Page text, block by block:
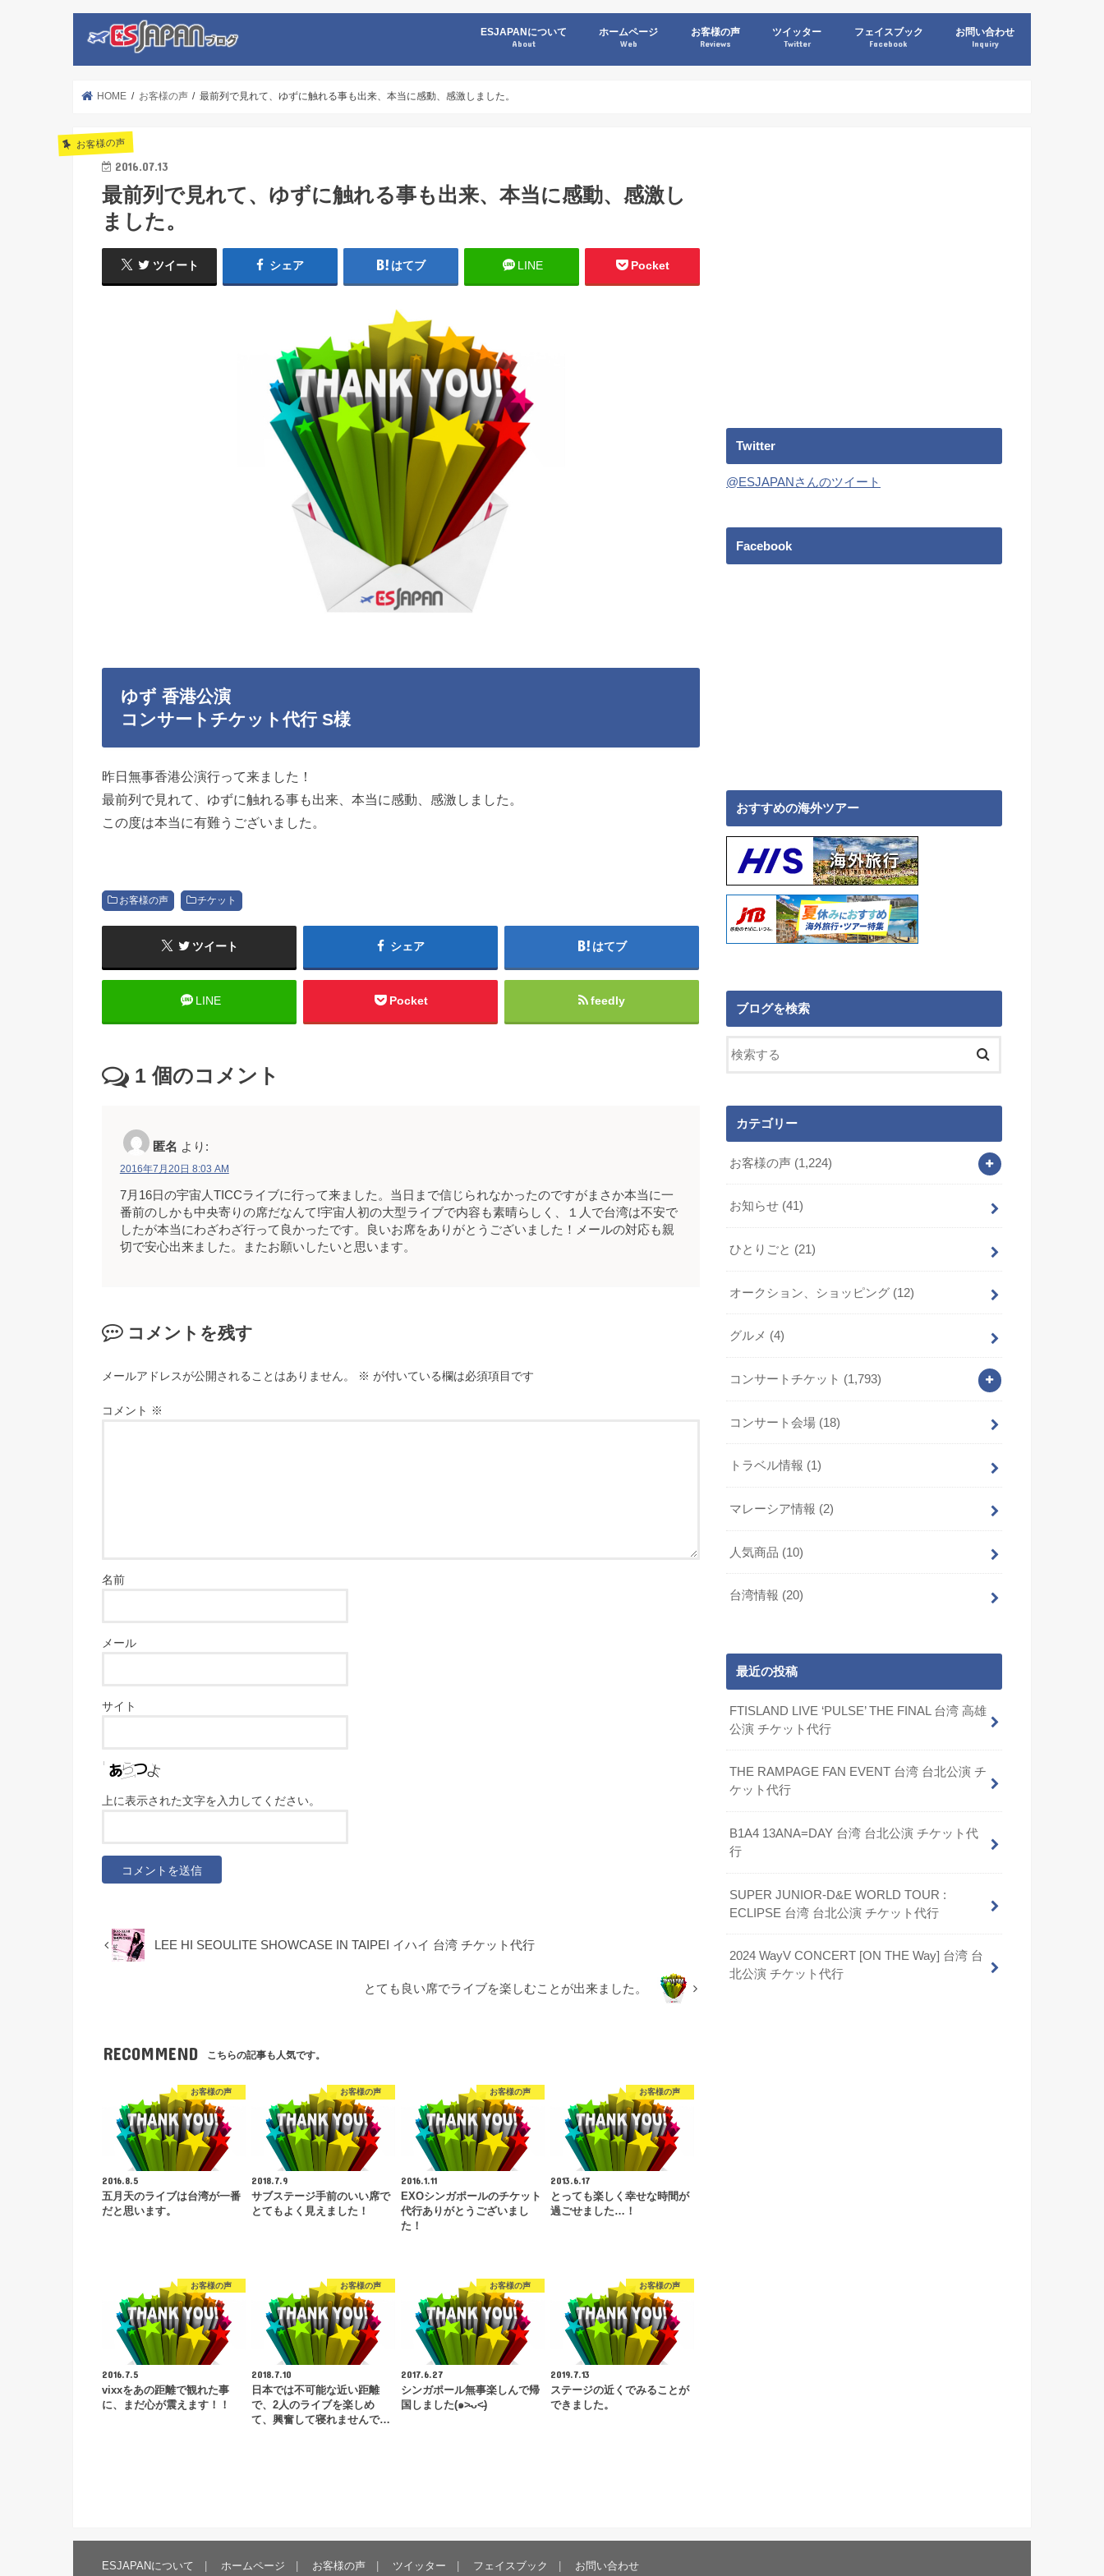
ESJAPANについて
About
ホームページ
Web
お客様の声
Reviews
ツイッター
Twitter
フェイスブック
Facebook
お問い合わせ
Inquiry
HOME お客様の声 最前列で見れて、ゆずに触れる事も出来、本当に感動、感激しました。
お客様の声
2016.07.13
最前列で見れて、ゆずに触れる事も出来、本当に感動、感激し
ました。
ツイート シェア はてブ LINE Pocket
ゆず 香港公演
コンサートチケット代行 S様
昨日無事香港公演行って来ました！
最前列で見れて、ゆずに触れる事も出来、本当に感動、感激しました。
この度は本当に有難うございました。
お客様の声 チケット
ツイート シェア はてブ
LINE Pocket feedly
1 個のコメント
匿名 より:
2016年7月20日 8:03 AM
7月16日の宇宙人TICCライブに行って来ました。当日まで信じられなかったのですがまさか本当に一
番前のしかも中央寄りの席だなんて!宇宙人初の大型ライブで内容も素晴らしく、１人で台湾は不安で
したが本当にわざわざ行って良かったです。良いお席をありがとうございました！メールの対応も親
切で安心出来ました。またお願いしたいと思います。
コメントを残す
メールアドレスが公開されることはありません。 ※ が付いている欄は必須項目です
コメント ※
名前
メール
サイト
上に表示された文字を入力してください。
LEE HI SEOULITE SHOWCASE IN TAIPEI イハイ 台湾 チケット代行
とても良い席でライブを楽しむことが出来ました。
RECOMMEND こちらの記事も人気です。
お客様の声
2016.8.5
五月天のライブは台湾が一番
だと思います。
お客様の声
2018.7.9
サブステージ手前のいい席で
とてもよく見えました！
お客様の声
2016.1.11
EXOシンガポールのチケット
代行ありがとうございまし
た！
お客様の声
2013.6.17
とっても楽しく幸せな時間が
過ごせました…！
お客様の声
2016.7.5
vixxをあの距離で観れた事
に、まだ心が震えます！！
お客様の声
2018.7.10
日本では不可能な近い距離
で、2人のライブを楽しめ
て、興奮して寝れませんで…
お客様の声
2017.6.27
シンガポール無事楽しんで帰
国しました(๑˃̵ᴗ˂̵)
お客様の声
2019.7.13
ステージの近くでみることが
できました。
Twitter
@ESJAPANさんのツイート
Facebook
おすすめの海外ツアー
ブログを検索
カテゴリー
お客様の声 (1,224)
お知らせ (41)
ひとりごと (21)
オークション、ショッピング (12)
グルメ (4)
コンサートチケット (1,793)
コンサート会場 (18)
トラベル情報 (1)
マレーシア情報 (2)
人気商品 (10)
台湾情報 (20)
最近の投稿
FTISLAND LIVE ‘PULSE’ THE FINAL 台湾 高雄
公演 チケット代行
THE RAMPAGE FAN EVENT 台湾 台北公演 チ
ケット代行
B1A4 13ANA=DAY 台湾 台北公演 チケット代
行
SUPER JUNIOR-D&E WORLD TOUR :
ECLIPSE 台湾 台北公演 チケット代行
2024 WayV CONCERT [ON THE Way] 台湾 台
北公演 チケット代行
ESJAPANについて ホームページ お客様の声 ツイッター フェイスブック お問い合わせ